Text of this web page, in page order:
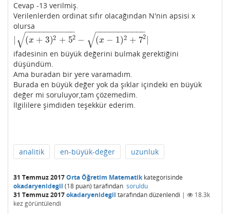
Cevap -13 verilmiş.
Verilenlerden ordinat sıfır olacağından N'nin apsisi x
olursa
(x + 3)2 + 52
− −
−−−−−−−−−
√ − (x − 1)2 + 72
− −
−−−−−−−−−
√
(x+3)2 +5 2−(x −1 2+ 72
ifadesinin en büyük değerini bulmak gerektiğini
düşündüm.
Ama buradan bir yere varamadım.
Burada en büyük değer yok da şıklar içindeki en büyük
değer mi soruluyor,tam çözemedim.
İlgililere şimdiden teşekkür ederim.
analitik en-büyük-değer uzunluk
31 Temmuz 2017Orta Öğretim Matematikkategorisinde
okadaryenidegil (18 puan) tarafından soruldu
31 Temmuz 2017okadaryenidegil tarafındandüzenlendi |
18.3k
kez görüntülendi